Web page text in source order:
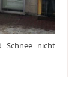
Schnee nicht